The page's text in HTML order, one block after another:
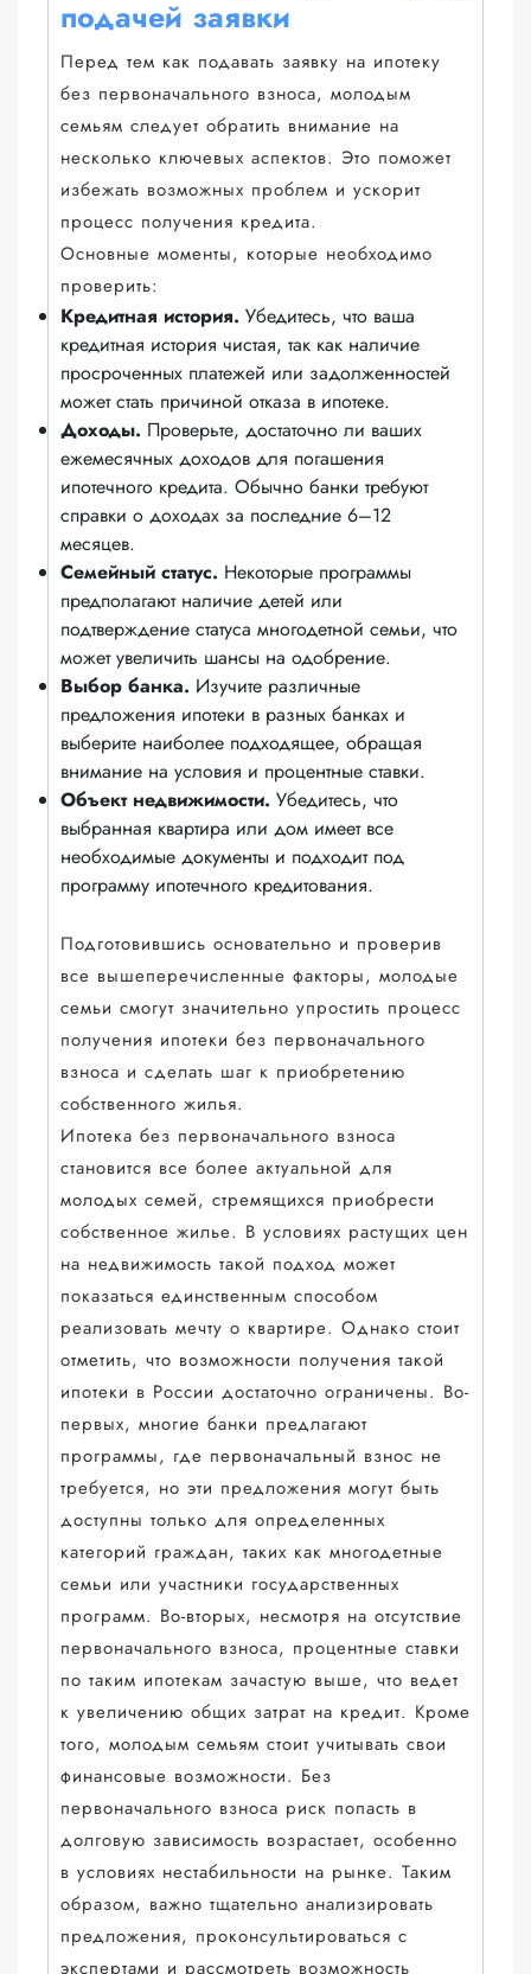
подачей заявки
Перед тем как подавать заявку на ипотеку
без первоначального взноса, молодым
семьям следует обратить внимание на
несколько ключевых аспектов. Это поможет
избежать возможных проблем и ускорит
процесс получения кредита.
Основные моменты, которые необходимо
проверить:
Кредитная история. Убедитесь, что ваша
кредитная история чистая, так как наличие
просроченных платежей или задолженностей
может стать причиной отказа в ипотеке.
Доходы. Проверьте, достаточно ли ваших
ежемесячных доходов для погашения
ипотечного кредита. Обычно банки требуют
справки о доходах за последние 6–12
месяцев.
Семейный статус. Некоторые программы
предполагают наличие детей или
подтверждение статуса многодетной семьи, что
может увеличить шансы на одобрение.
Выбор банка. Изучите различные
предложения ипотеки в разных банках и
выберите наиболее подходящее, обращая
внимание на условия и процентные ставки.
Объект недвижимости. Убедитесь, что
выбранная квартира или дом имеет все
необходимые документы и подходит под
программу ипотечного кредитования.
Подготовившись основательно и проверив
все вышеперечисленные факторы, молодые
семьи смогут значительно упростить процесс
получения ипотеки без первоначального
взноса и сделать шаг к приобретению
собственного жилья.
Ипотека без первоначального взноса
становится все более актуальной для
молодых семей, стремящихся приобрести
собственное жилье. В условиях растущих цен
на недвижимость такой подход может
показаться единственным способом
реализовать мечту о квартире. Однако стоит
отметить, что возможности получения такой
ипотеки в России достаточно ограничены. Во-
первых, многие банки предлагают
программы, где первоначальный взнос не
требуется, но эти предложения могут быть
доступны только для определенных
категорий граждан, таких как многодетные
семьи или участники государственных
программ. Во-вторых, несмотря на отсутствие
первоначального взноса, процентные ставки
по таким ипотекам зачастую выше, что ведет
к увеличению общих затрат на кредит. Кроме
того, молодым семьям стоит учитывать свои
финансовые возможности. Без
первоначального взноса риск попасть в
долговую зависимость возрастает, особенно
в условиях нестабильности на рынке. Таким
образом, важно тщательно анализировать
предложения, проконсультироваться с
экспертами и рассмотреть возможность